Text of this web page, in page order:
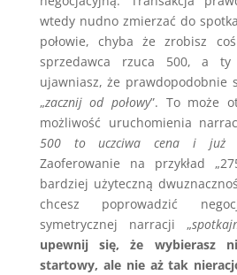
wtedy nudno zmierzać do
połowie, chyba że zrobisz
sprzedawca rzuca 500, a ty
ujawniasz, że prawdopodobnie
„zacznij od połowy”. To może
możliwość uruchomienia
500 to uczciwa cena i już
Zaoferowanie na przykład
bardziej użyteczną
chcesz poprowadzić
symetrycznej narracji „
upewnij się, że wybierasz
startowy, ale nie aż tak